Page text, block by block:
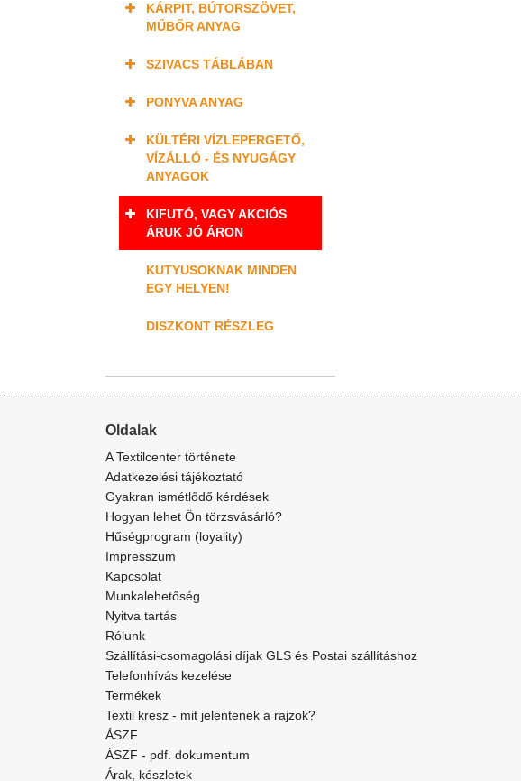
KÁRPIT, BÚTORSZÖVET,
MŰBŐR ANYAG
SZIVACS TÁBLÁBAN
PONYVA ANYAG
KÜLTÉRI VÍZLEPERGETŐ,
VÍZÁLLÓ - ÉS NYUGÁGY
ANYAGOK
KIFUTÓ, VAGY AKCIÓS
ÁRUK JÓ ÁRON
KUTYUSOKNAK MINDEN
EGY HELYEN!
DISZKONT RÉSZLEG
Oldalak
A Textilcenter története
Adatkezelési tájékoztató
Gyakran ismétlődő kérdések
Hogyan lehet Ön törzsvásárló?
Hűségprogram (loyality)
Impresszum
Kapcsolat
Munkalehetőség
Nyitva tartás
Rólunk
Szállítási-csomagolási díjak GLS és Postai szállításhoz
Telefonhívás kezelése
Termékek
Textil kresz - mit jelentenek a rajzok?
ÁSZF
ÁSZF - pdf. dokumentum
Árak, készletek